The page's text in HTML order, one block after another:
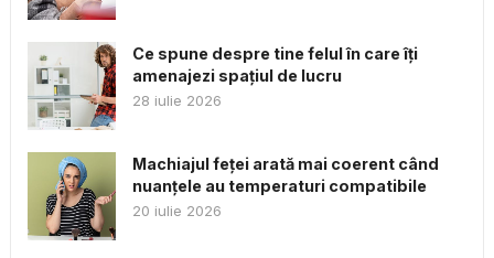
Ce spune despre tine felul în care îți
amenajezi spațiul de lucru
28 iulie 2026
Machiajul feței arată mai coerent când
nuanțele au temperaturi compatibile
20 iulie 2026